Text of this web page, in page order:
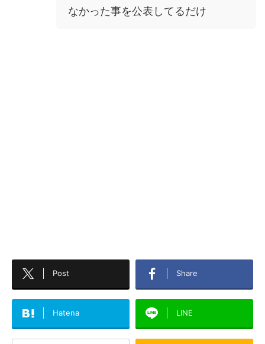
なかった事を公表してるだけ
Post Share
Hatena LINE